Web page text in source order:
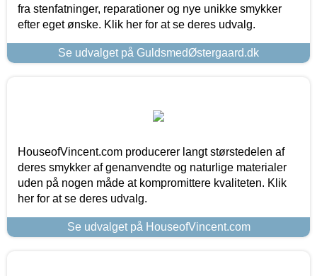
fra stenfatninger, reparationer og nye unikke smykker
efter eget ønske. Klik her for at se deres udvalg.
Se udvalget på GuldsmedØstergaard.dk
HouseofVincent.com producerer langt størstedelen af
deres smykker af genanvendte og naturlige materialer
uden på nogen måde at kompromittere kvaliteten. Klik
her for at se deres udvalg.
Se udvalget på HouseofVincent.com